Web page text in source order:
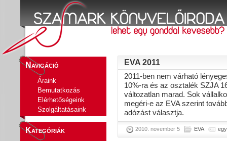
Navigáció
Áraink
Bemutatkozás
Elérhetőségeink
Szolgáltatásaink
Kategóriák
EVA 2011
2011-ben nem várható
10%-ra és az osztalék SZJA
változatlan marad. Sok
megéri-e az EVA szerint
adózást választja.
2010. november 5 EVA